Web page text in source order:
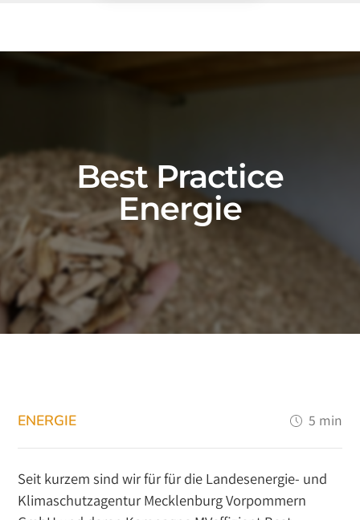
f
s
Best Practice
Energie
ENERGIE 5 min
Seit kurzem sind wir für für die Landesenergie- und
Klimaschutzagentur Mecklenburg Vorpommern